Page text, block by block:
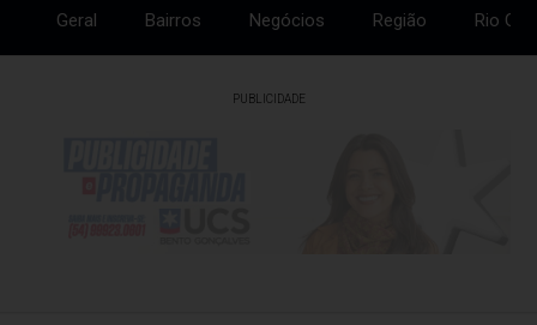
Geral Bairros Negócios Região Rio
PUBLICIDADE